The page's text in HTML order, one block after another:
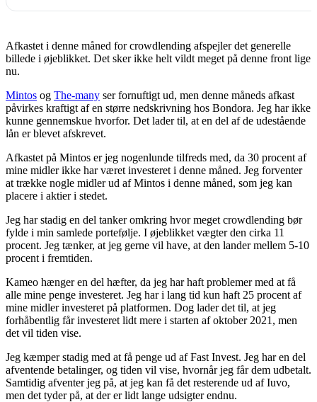
Afkastet i denne måned for crowdlending afspejler det generelle
billede i øjeblikket. Det sker ikke helt vildt meget på denne front lige
nu.
Mintos og The-many ser fornuftigt ud, men denne måneds afkast
påvirkes kraftigt af en større nedskrivning hos Bondora. Jeg har ikke
kunne gennemskue hvorfor. Det lader til, at en del af de udestående
lån er blevet afskrevet.
Afkastet på Mintos er jeg nogenlunde tilfreds med, da 30 procent af
mine midler ikke har været investeret i denne måned. Jeg forventer
at trække nogle midler ud af Mintos i denne måned, som jeg kan
placere i aktier i stedet.
Jeg har stadig en del tanker omkring hvor meget crowdlending bør
fylde i min samlede portefølje. I øjeblikket vægter den cirka 11
procent. Jeg tænker, at jeg gerne vil have, at den lander mellem 5-10
procent i fremtiden.
Kameo hænger en del hæfter, da jeg har haft problemer med at få
alle mine penge investeret. Jeg har i lang tid kun haft 25 procent af
mine midler investeret på platformen. Dog lader det til, at jeg
forhåbentlig får investeret lidt mere i starten af oktober 2021, men
det vil tiden vise.
Jeg kæmper stadig med at få penge ud af Fast Invest. Jeg har en del
afventende betalinger, og tiden vil vise, hvornår jeg får dem udbetalt.
Samtidig afventer jeg på, at jeg kan få det resterende ud af Iuvo,
men det tyder på, at der er lidt lange udsigter endnu.